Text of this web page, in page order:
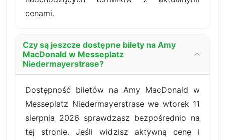
cenami.
Czy są jeszcze dostępne bilety na Amy
MacDonald w Messeplatz
Niedermayerstrase?
Dostępność biletów na Amy MacDonald w
Messeplatz Niedermayerstrase we wtorek 11
sierpnia 2026 sprawdzasz bezpośrednio na
tej stronie. Jeśli widzisz aktywną cenę i